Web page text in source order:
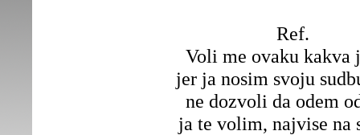
Ref.
Voli me ovaku kakva
jer ja nosim svoju
ne dozvoli da odem
ja te volim, najvise na